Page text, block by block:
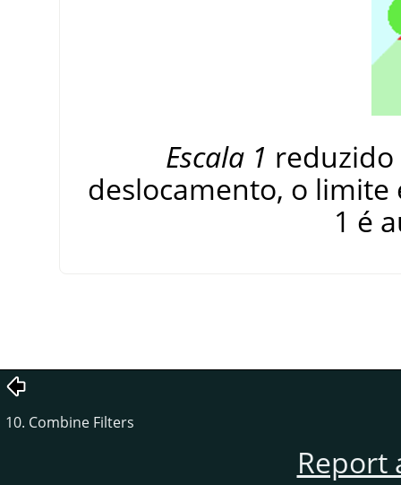
Escala 1 reduzido
deslocamento, o
1 é
10. Combine Filters
Report